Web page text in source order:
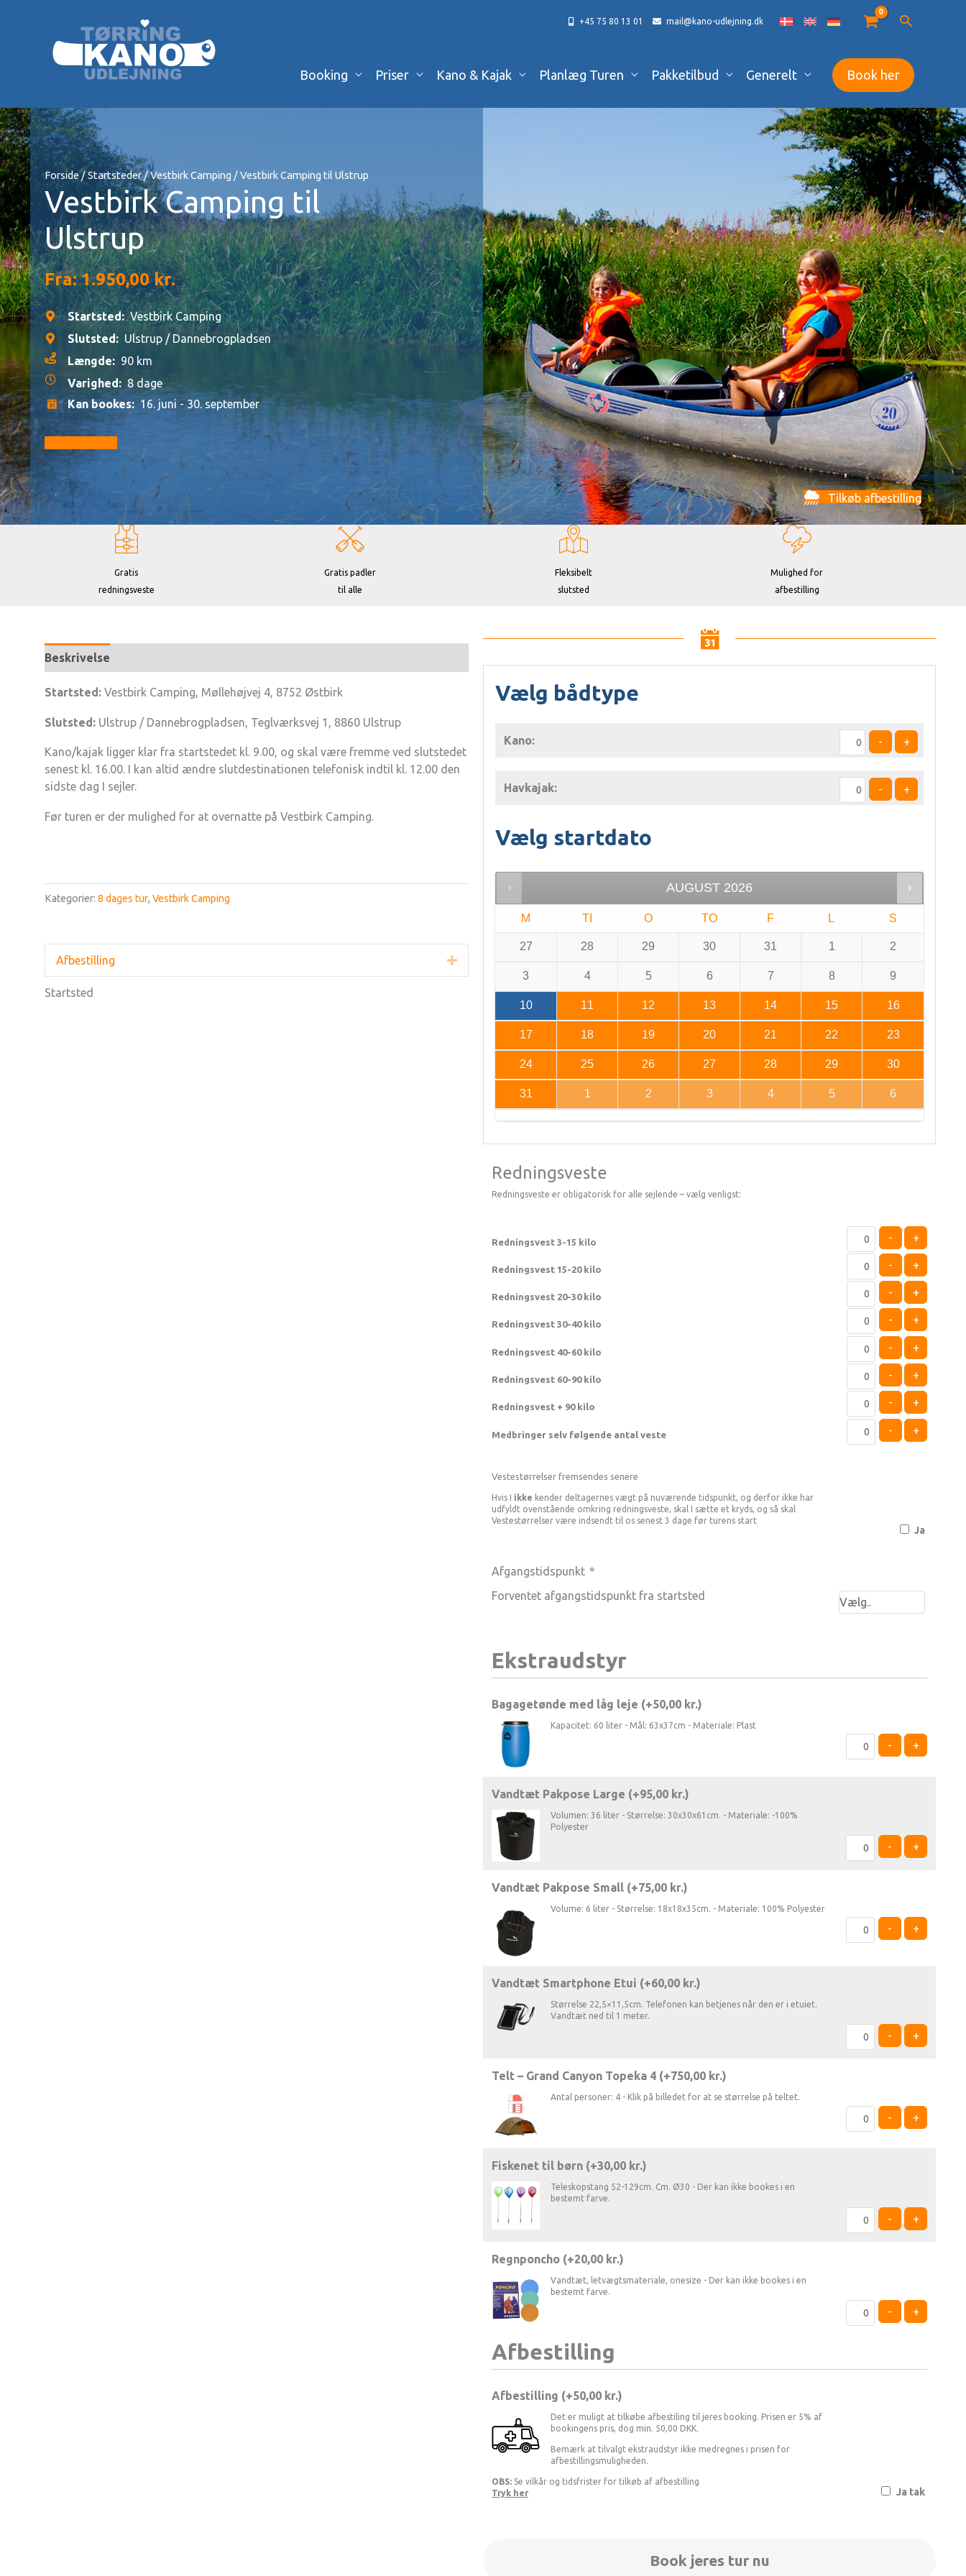
+45 75 80 13 01 mail@kano-udlejning.dk
Booking Priser Kano & Kajak Planlæg Turen Pakketilbud Generelt Book her
Forside/Startsteder/Vestbirk Camping / Vestbirk Camping til Ulstrup
Vestbirk Camping til
Ulstrup
Fra:1.950,00kr.
Startsted: Vestbirk Camping
Slutsted: Ulstrup / Dannebrogpladsen
Længde: 90 km
Varighed: 8 dage
Kan bookes: 16. juni - 30. september
Tilkøb afbestilling
Gratis
redningsveste
Gratis padler
til alle
Fleksibelt
slutsted
Mulighed for
afbestilling
Beskrivelse
Startsted: Vestbirk Camping, Møllehøjvej 4, 8752 Østbirk
Slutsted: Ulstrup / Dannebrogpladsen, Teglværksvej 1, 8860 Ulstrup
Kano/kajak ligger klar fra startstedet kl. 9.00, og skal være fremme ved slutstedet
senest kl. 16.00. I kan altid ændre slutdestinationen telefonisk indtil kl. 12.00 den
sidste dag I sejler.
Før turen er der mulighed for at overnatte på Vestbirk Camping.
Kategorier: 8 dages tur, Vestbirk Camping
Afbestilling Udvid
Startsted
Vælg bådtype
Kano: - +
Havkajak: - +
Vælg startdato
AUGUST 2026
M TI O TO F L S
27 28 29 30 31 1 2
3 4 5 6 7 8 9
10 11 12 13 14 15 16
17 18 19 20 21 22 23
24 25 26 27 28 29 30
31 1 2 3 4 5 6
Redningsveste
Redningsveste er obligatorisk for alle sejlende – vælg venligst:
Redningsvest 3-15 kilo - +
Redningsvest 15-20 kilo - +
Redningsvest 20-30 kilo - +
Redningsvest 30-40 kilo - +
Redningsvest 40-60 kilo - +
Redningsvest 60-90 kilo - +
Redningsvest + 90 kilo - +
Medbringer selv følgende antal veste - +
Vestestørrelser fremsendes senere
Hvis I ikke kender deltagernes vægt på nuværende tidspunkt, og derfor ikke har
udfyldt ovenstående omkring redningsveste, skal I sætte et kryds, og så skal
Vestestørrelser være indsendt til os senest 3 dage før turens start
Ja
Afgangstidspunkt *
Forventet afgangstidspunkt fra startsted
Ekstraudstyr
Bagagetønde med låg leje (+50,00 kr.)
Kapacitet: 60 liter - Mål: 63x37cm - Materiale: Plast
- +
Vandtæt Pakpose Large (+95,00 kr.)
Volumen: 36 liter - Størrelse: 30x30x61cm. - Materiale: -100%
Polyester
- +
Vandtæt Pakpose Small (+75,00 kr.)
Volume: 6 liter - Størrelse: 18x18x35cm. - Materiale: 100% Polyester
- +
Vandtæt Smartphone Etui (+60,00 kr.)
Størrelse 22,5×11,5cm. Telefonen kan betjenes når den er i etuiet.
Vandtæt ned til 1 meter.
- +
Telt – Grand Canyon Topeka 4 (+750,00 kr.)
Antal personer: 4 - Klik på billedet for at se størrelse på teltet.
- +
Fiskenet til børn (+30,00 kr.)
Teleskopstang 52-129cm. Cm. Ø30 - Der kan ikke bookes i en
bestemt farve.
- +
Regnponcho (+20,00 kr.)
Vandtæt, letvægtsmateriale, onesize - Der kan ikke bookes i en
bestemt farve.
- +
Afbestilling
Afbestilling ( 50,00 kr.)
Det er muligt at tilkøbe afbestiling til jeres booking. Prisen er 5% af
bookingens pris, dog min. 50,00 DKK.
Bemærk at tilvalgt ekstraudstyr ikke medregnes i prisen for
afbestillingsmuligheden.
OBS: Se vilkår og tidsfrister for tilkøb af afbestilling
Tryk her
Ja tak
Book jeres tur nu